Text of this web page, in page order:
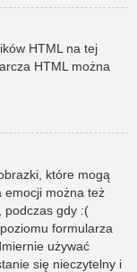
HTML na tej
HTML można
które mogą
emocji można też
podczas gdy :(
formularza
używać
się nieczytelny i